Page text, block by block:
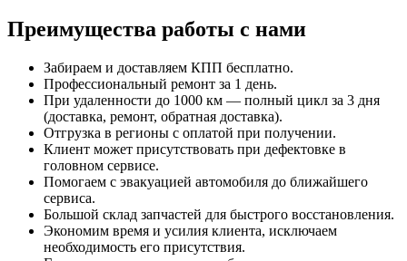
Преимущества работы с нами
Забираем и доставляем КПП бесплатно.
Профессиональный ремонт за 1 день.
При удаленности до 1000 км — полный цикл за 3 дня
(доставка, ремонт, обратная доставка).
Отгрузка в регионы с оплатой при получении.
Клиент может присутствовать при дефектовке в
головном сервисе.
Помогаем с эвакуацией автомобиля до ближайшего
сервиса.
Большой склад запчастей для быстрого восстановления.
Экономим время и усилия клиента, исключаем
необходимость его присутствия.